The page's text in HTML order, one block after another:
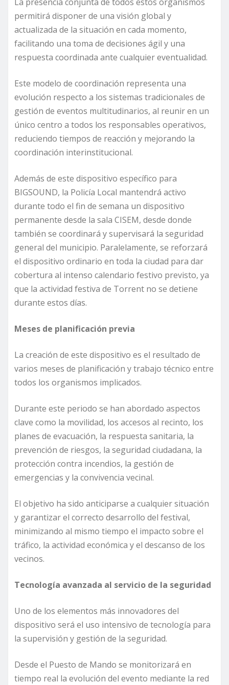
permitirá disponer de una visión global y
actualizada de la situación en cada momento,
facilitando una toma de decisiones ágil y una
respuesta coordinada ante cualquier eventualidad.
Este modelo de coordinación representa una
evolución respecto a los sistemas tradicionales de
gestión de eventos multitudinarios, al reunir en un
único centro a todos los responsables operativos,
reduciendo tiempos de reacción y mejorando la
coordinación interinstitucional.
Además de este dispositivo específico para
BIGSOUND, la Policía Local mantendrá activo
durante todo el fin de semana un dispositivo
permanente desde la sala CISEM, desde donde
también se coordinará y supervisará la seguridad
general del municipio. Paralelamente, se reforzará
el dispositivo ordinario en toda la ciudad para dar
cobertura al intenso calendario festivo previsto, ya
que la actividad festiva de Torrent no se detiene
durante estos días.
Meses de planificación previa
La creación de este dispositivo es el resultado de
varios meses de planificación y trabajo técnico entre
todos los organismos implicados.
Durante este periodo se han abordado aspectos
clave como la movilidad, los accesos al recinto, los
planes de evacuación, la respuesta sanitaria, la
prevención de riesgos, la seguridad ciudadana, la
protección contra incendios, la gestión de
emergencias y la convivencia vecinal.
El objetivo ha sido anticiparse a cualquier situación
y garantizar el correcto desarrollo del festival,
minimizando al mismo tiempo el impacto sobre el
tráfico, la actividad económica y el descanso de los
vecinos.
Tecnología avanzada al servicio de la seguridad
Uno de los elementos más innovadores del
dispositivo será el uso intensivo de tecnología para
la supervisión y gestión de la seguridad.
Desde el Puesto de Mando se monitorizará en
tiempo real la evolución del evento mediante la red